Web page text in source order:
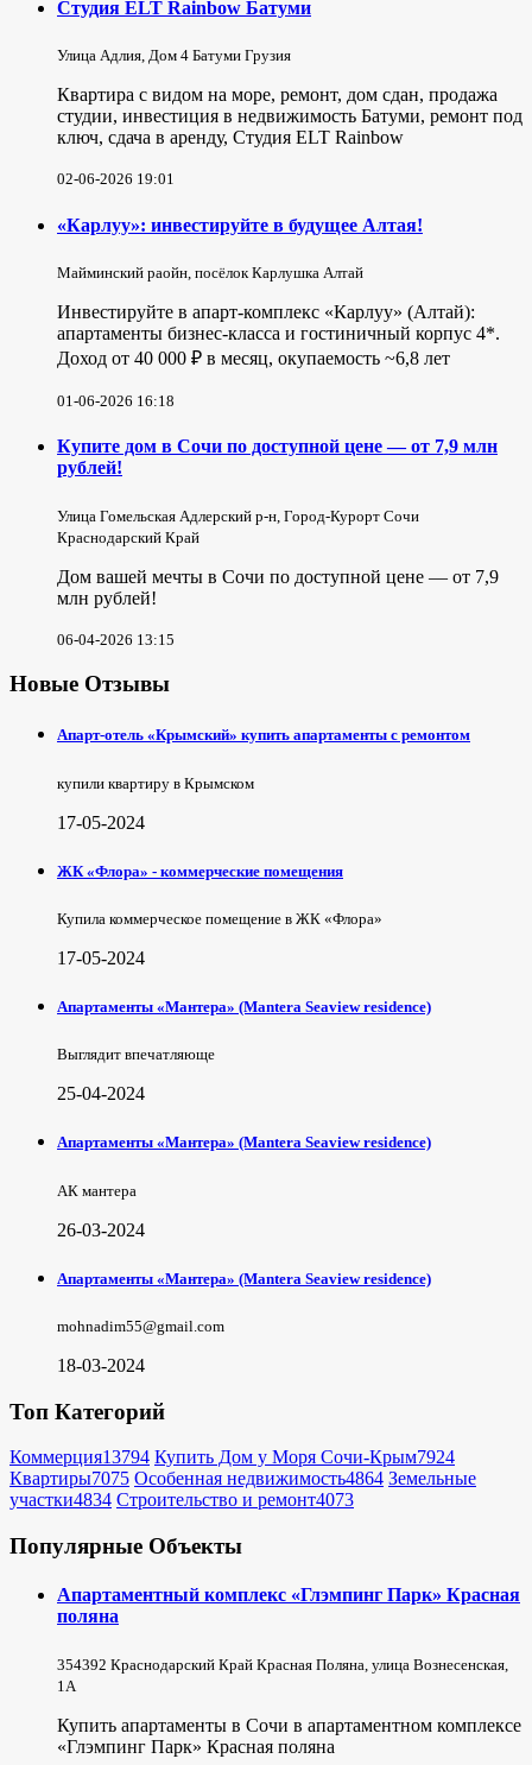
Студия ELT Rainbow Батуми
Улица Адлия, Дом 4 Батуми Грузия
Квартира с видом на море, ремонт, дом сдан, продажа
студии, инвестиция в недвижимость Батуми, ремонт под
ключ, сдача в аренду, Студия ELT Rainbow
02-06-2026 19:01
«Карлуу»: инвестируйте в будущее Алтая!
Майминский раойн, посёлок Карлушка Алтай
Инвестируйте в апарт-комплекс «Карлуу» (Алтай):
апартаменты бизнес-класса и гостиничный корпус 4*.
Доход от 40 000 ₽ в месяц, окупаемость ~6,8 лет
01-06-2026 16:18
Купите дом в Сочи по доступной цене — от 7,9 млн
рублей!
Улица Гомельская Адлерский р-н, Город-Курорт Сочи
Краснодарский Край
Дом вашей мечты в Сочи по доступной цене — от 7,9
млн рублей!
06-04-2026 13:15
Новые Отзывы
Апарт-отель «Крымский» купить апартаменты с ремонтом
купили квартиру в Крымском
17-05-2024
ЖК «Флора» - коммерческие помещения
Купила коммерческое помещение в ЖК «Флора»
17-05-2024
Апартаменты «Мантера» (Mantera Seaview rеsidence)
Выглядит впечатляюще
25-04-2024
Апартаменты «Мантера» (Mantera Seaview rеsidence)
АК мантера
26-03-2024
Апартаменты «Мантера» (Mantera Seaview rеsidence)
mohnadim55@gmail.com
18-03-2024
Топ Категорий
Коммерция13794 Купить Дом у Моря Сочи-Крым7924
Квартиры7075 Особенная недвижимость4864 Земельные
участки4834 Строительство и ремонт4073
Популярные Объекты
Апартаментный комплекс «Глэмпинг Парк» Красная
поляна
354392 Краснодарский Край Красная Поляна, улица Вознесенская,
1А
Купить апартаменты в Сочи в апартаментном комплексе
«Глэмпинг Парк» Красная поляна